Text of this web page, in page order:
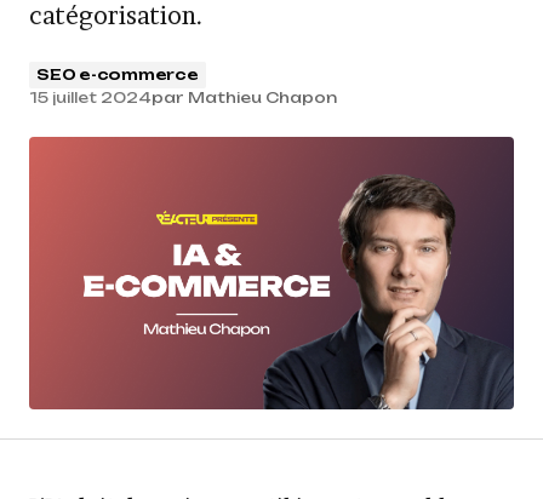
catégorisation.
SEO e-commerce
15 juillet 2024par Mathieu Chapon